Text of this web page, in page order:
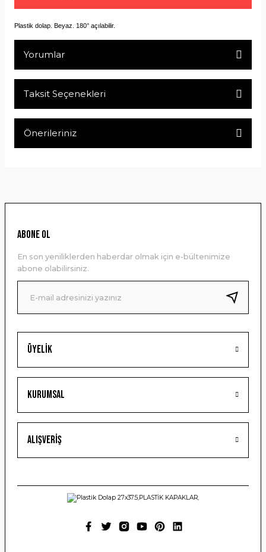
Plastik dolap. Beyaz. 180° açılabilir.
Yorumlar
Taksit Seçenekleri
Önerileriniz
Ürün resmi kalitesiz, bozuk veya görüntülenemiyor.
Ürün bilgilerinde hatalar bulunuyor.
Ürün fiyatı diğer sitelerden daha pahalı.
Bu ürüne benzer farklı alternatifler olmalı.
Gönder
Üyelik
Kurumsal
Alışveriş
ABONE OL
En son yeniliklerden haberdar olmak için e-bültenimize
abone olabilirsiniz.